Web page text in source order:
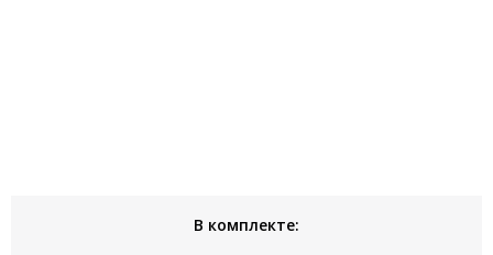
В комплекте: